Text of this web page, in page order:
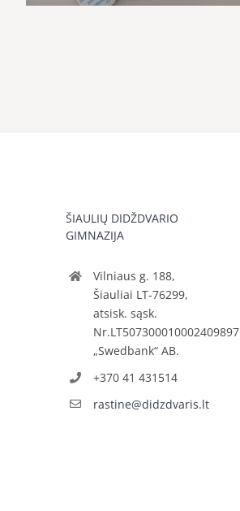
ŠIAULIŲ DIDŽDVARIO
GIMNAZIJA
Vilniaus g. 188,
Šiauliai LT-76299,
atsisk. sąsk.
Nr.LT507300010002409897
„Swedbank“ AB.
+370 41 431514
rastine@didzdvaris.lt